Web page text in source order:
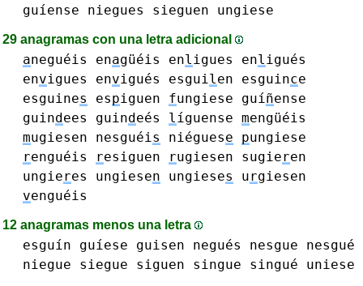
guíense niegues sieguen ungiese
29 anagramas con una letra adicional
aneguéis enagüéis enligues enligués
envigues envigués esguilen esguince
esguines espiguen fungiese guíñense
guindees guindeés líguense mengüéis
mugiesen nesguéis niéguese pungiese
renguéis resiguen rugiesen sugieren
ungieres ungiesen ungieses urgiesen
venguéis
12 anagramas menos una letra
esguín guíese guisen negués
nesgue nesgué
niegue
siegue siguen singue singué uniese